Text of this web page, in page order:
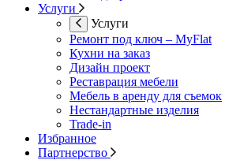
Услуги
Услуги
Ремонт под ключ – MyFlat
Кухни на заказ
Дизайн проект
Реставрация мебели
Мебель в аренду для съемок
Нестандартные изделия
Trade-in
Избранное
Партнерство